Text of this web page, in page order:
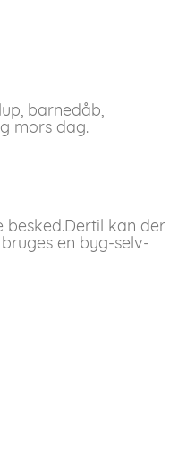
barnedåb,
mors dag.
kan der
en byg-selv-